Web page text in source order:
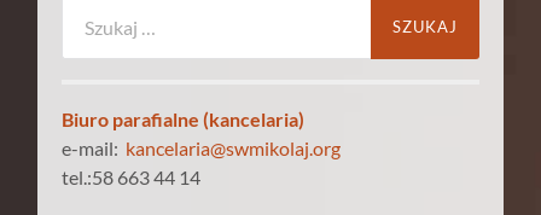
Biuro parafialne (kancelaria)
e-mail: kancelaria@swmikolaj.org
tel.:58 663 44 14